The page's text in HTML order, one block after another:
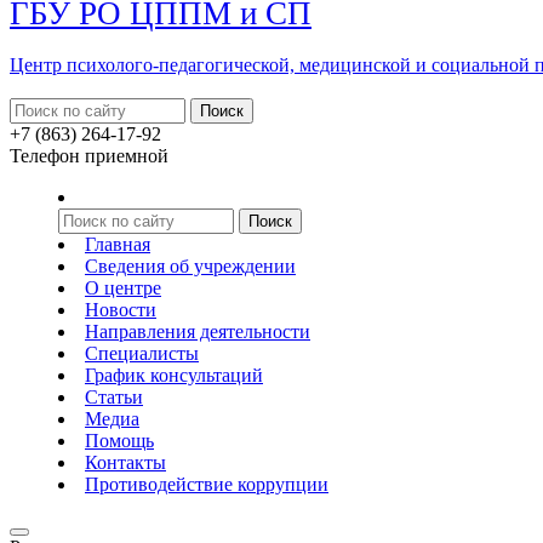
ГБУ РО ЦППМ и СП
Центр психолого-педагогической, медицинской и социальной
+7 (863) 264-17-92
Телефон приемной
Главная
Сведения об учреждении
О центре
Новости
Направления деятельности
Специалисты
График консультаций
Статьи
Медиа
Помощь
Контакты
Противодействие коррупции